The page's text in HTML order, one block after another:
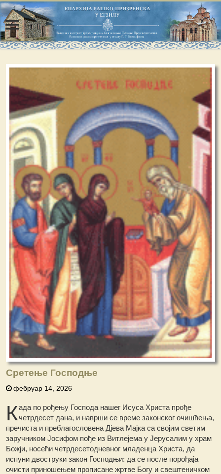
Сретење Господње
фебруар 14, 2026
Када пo рођењу Господа нашег Исуса Христа прође
четрдесет дана, и наврши се време законског очишћења,
пречиста и преблагословена Дјева Мајка са својим светим
заручником Јосифом пође из Витлејема у Јерусалим у храм
Божји, носећи четрдесетодневног младенца Христа, да
испуни двоструки закон Господњи: да се после порођаја
очисти приношењем прописане жртве Богу и свештеничком